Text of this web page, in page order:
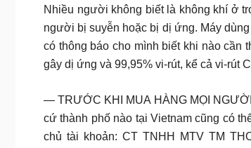
Nhiều người không biết là không khí ở
người bị suyễn hoặc bị dị ứng. Máy
có thông báo cho mình biết khi nào cần
gây dị ứng và 99,95% vi-rút, kể cả vi-rút
— TRƯỚC KHI MUA HÀNG MỌI
cứ thành phố nào tại Vietnam cũng có
chủ tài khoản: CT TNHH MTV TM